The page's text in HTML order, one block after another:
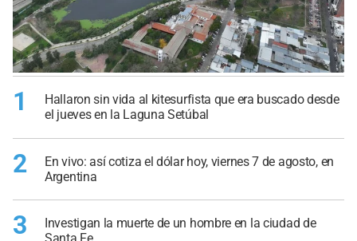
1
Hallaron sin vida al kitesurfista que era buscado desde
el jueves en la Laguna Setúbal
2
En vivo: así cotiza el dólar hoy, viernes 7 de agosto, en
Argentina
3
Investigan la muerte de un hombre en la ciudad de